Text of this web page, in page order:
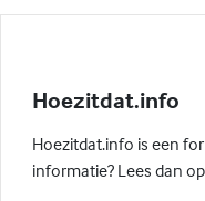
Hoezitdat.info
Hoezitdat.info is een
informatie? Lees dan